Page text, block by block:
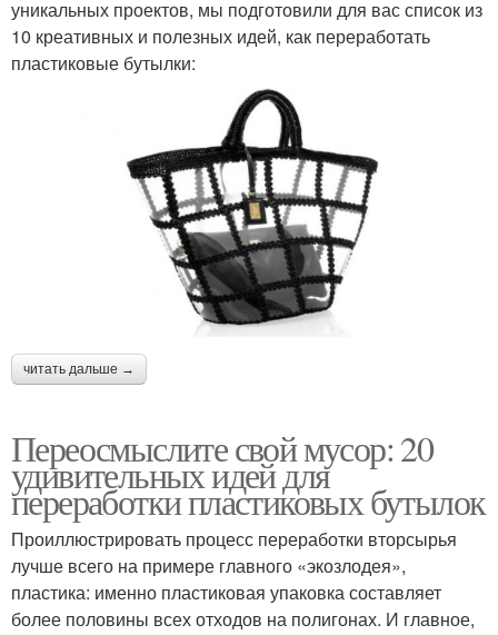
уникальных проектов, мы подготовили для вас список из
10 креативных и полезных идей, как переработать
пластиковые бутылки:
читать дальше →
Переосмыслите свой мусор: 20
удивительных идей для
переработки пластиковых бутылок
Проиллюстрировать процесс переработки вторсырья
лучше всего на примере главного «экозлодея»,
пластика: именно пластиковая упаковка составляет
более половины всех отходов на полигонах. И главное,